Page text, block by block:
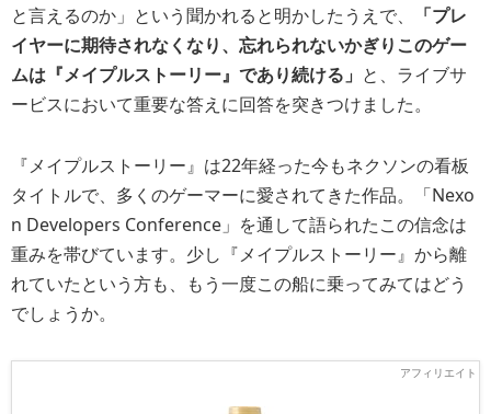
と言えるのか」という聞かれると明かしたうえで、
「プレ
イヤーに期待されなくなり、忘れられないかぎりこのゲー
ムは『メイプルストーリー』であり続ける」 と、ライブサ
ービスにおいて重要な答えに回答を突きつけました。
『メイプルストーリー』は22年経った今もネクソンの看板
タイトルで、多くのゲーマーに愛されてきた作品。「Nexo
n Developers Conference」を通して語られたこの信念は
重みを帯びています。少し『メイプルストーリー』から離
れていたという方も、もう一度この船に乗ってみてはどう
でしょうか。